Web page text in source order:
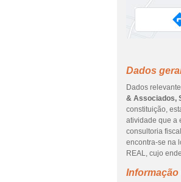
Dados
Dados
& Associados,
constituição,
atividade que a
consultoria
encontra-se na
REAL, cujo
Informação